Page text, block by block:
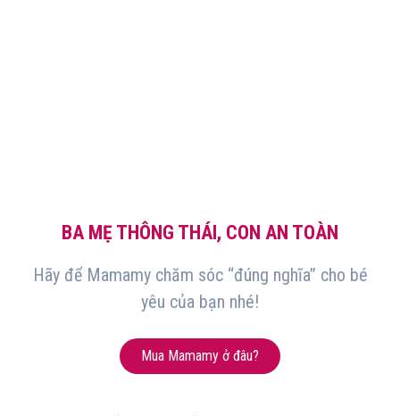
BA MẸ THÔNG THÁI, CON AN TOÀN
Hãy để Mamamy chăm sóc “đúng nghĩa” cho bé
yêu của bạn nhé!
Mua Mamamy ở đâu?